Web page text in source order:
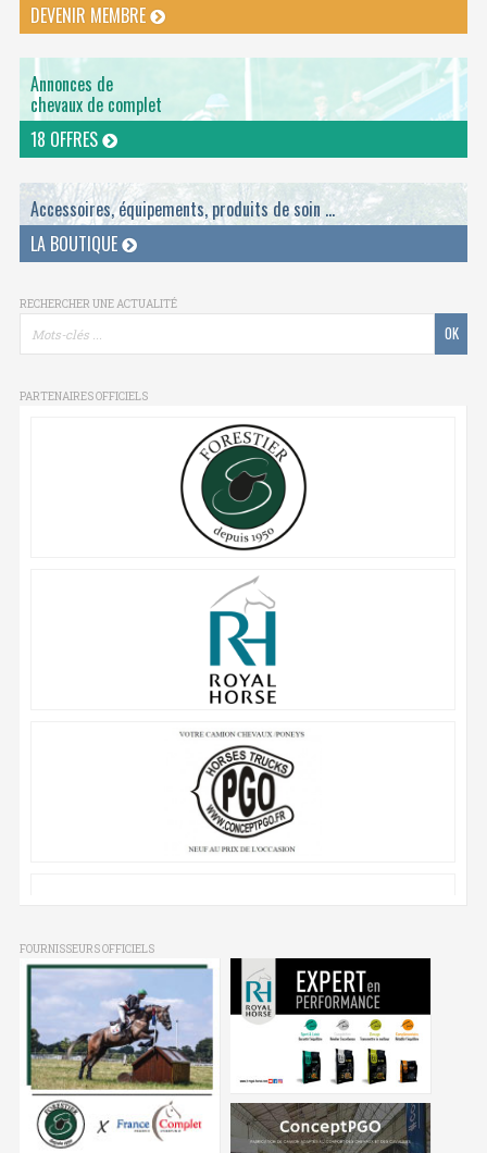
DEVENIR MEMBRE
Annonces de
chevaux de complet
18 OFFRES
Accessoires, équipements, produits de soin ...
LA BOUTIQUE
RECHERCHER UNE ACTUALITÉ
PARTENAIRES OFFICIELS
FOURNISSEURS OFFICIELS